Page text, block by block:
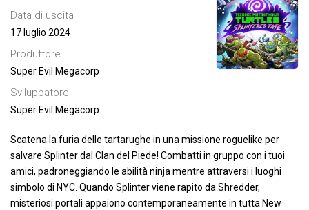
Data di uscita
17 luglio 2024
Produttore
Super Evil Megacorp
Sviluppatore
Super Evil Megacorp
Scatena la furia delle tartarughe in una missione roguelike per
salvare Splinter dal Clan del Piede! Combatti in gruppo con i tuoi
amici, padroneggiando le abilità ninja mentre attraversi i luoghi
simbolo di NYC. Quando Splinter viene rapito da Shredder,
misteriosi portali appaiono contemporaneamente in tutta New